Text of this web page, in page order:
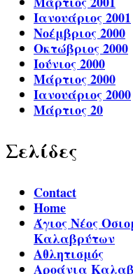
Ιανουάριος 2001
Νοέμβριος 2000
Οκτώβριος 2000
Ιούνιος 2000
Μάρτιος 2000
Ιανουάριος 2000
Μάρτιος 20
Σελίδες
Contact
Home
Άγιος Νέος
Καλαβρύτων
Αθλητισμός
Αροάνια